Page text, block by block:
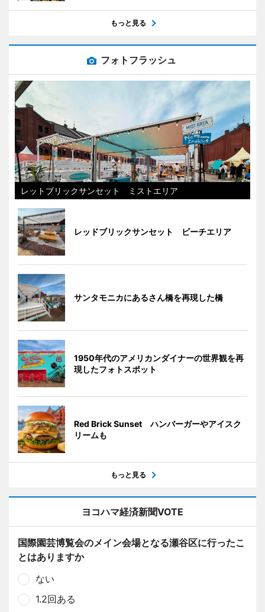
もっと見る
フォトフラッシュ
レットブリックサンセット ミストエリア
レッドブリックサンセット ビーチエリア
サンタモニカにあるさん橋を再現した橋
1950年代のアメリカンダイナーの世界観を再
現したフォトスポット
Red Brick Sunset ハンバーガーやアイスク
リームも
もっと見る
ヨコハマ経済新聞VOTE
国際園芸博覧会のメイン会場となる瀬谷区に行ったこ
とはありますか
ない
1.2回ある